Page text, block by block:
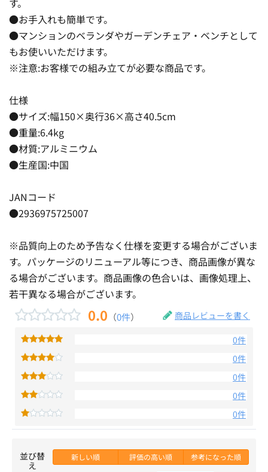
す。
●お手入れも簡単です。
●マンションのベランダやガーデンチェア・ベンチとして
もお使いいただけます。
※注意:お客様での組み立てが必要な商品です。
仕様
●サイズ:幅150×奥行36×高さ40.5cm
●重量:6.4kg
●材質:アルミニウム
●生産国:中国
JANコード
●2936975725007
※品質向上のため予告なく仕様を変更する場合がございま
す。パッケージのリニューアル等につき、商品画像が異な
る場合がございます。商品画像の色合いは、画像処理上、
若干異なる場合がございます。
0.0 （0件） 商品レビューを書く
0件
0件
0件
0件
0件
並び替
え
新しい順 評価の高い順 参考になった順